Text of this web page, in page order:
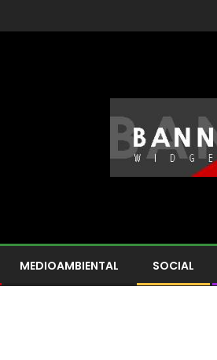
MEDIOAMBIENTAL SOCIAL